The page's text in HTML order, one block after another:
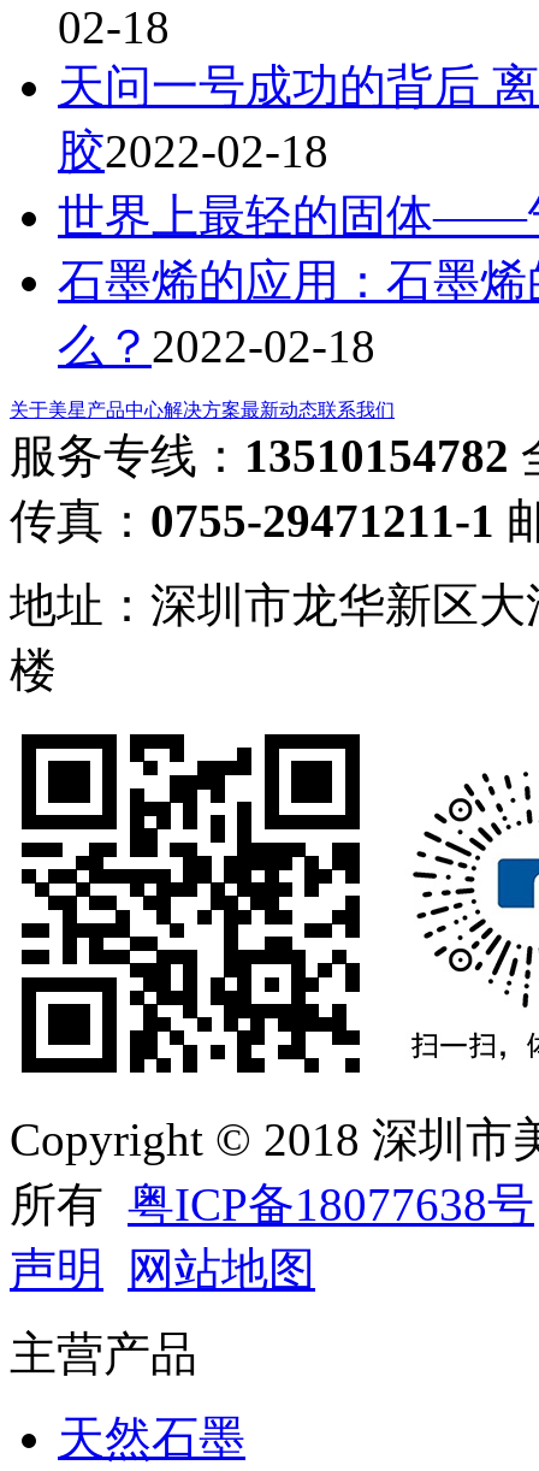
02-18
天问一号成功的背后
胶2022-02-18
世界上最轻的固体——
石墨烯的应用：石墨
么？ 2022-02-18
关于美星产品中心解决方案最新动态联系我们
服务专线： 13510154782
传真： 0755-29471211-1
地址：深圳市龙华新区
楼
Copyright © 2018 深圳
所有 粤ICP备18077638号
声明
网站地图
主营产品
天然石墨